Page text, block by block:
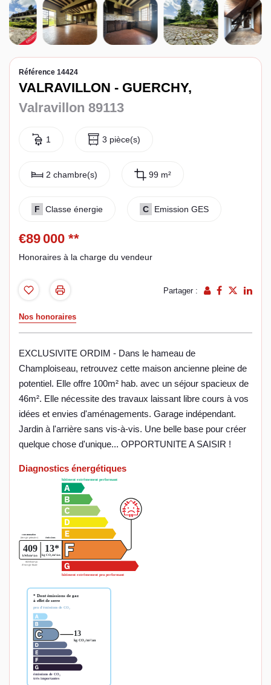
Espace client
Référence 14424
VALRAVILLON - GUERCHY,
Valravillon 89113
1 3 pièce(s)
2 chambre(s) 99 m²
F Classe énergie C Emission GES
€89 000 **
Honoraires à la charge du vendeur
Partager :
Nos honoraires
EXCLUSIVITE ORDIM - Dans le hameau de
Champloiseau, retrouvez cette maison ancienne pleine de
potentiel. Elle offre 100m² hab. avec un séjour spacieux de
46m². Elle nécessite des travaux laissant libre cours à vos
idées et envies d'aménagements. Garage indépendant.
Jardin à l'arrière sans vis-à-vis. Une belle base pour créer
quelque chose d'unique... OPPORTUNITE A SAISIR !
Diagnostics énergétiques